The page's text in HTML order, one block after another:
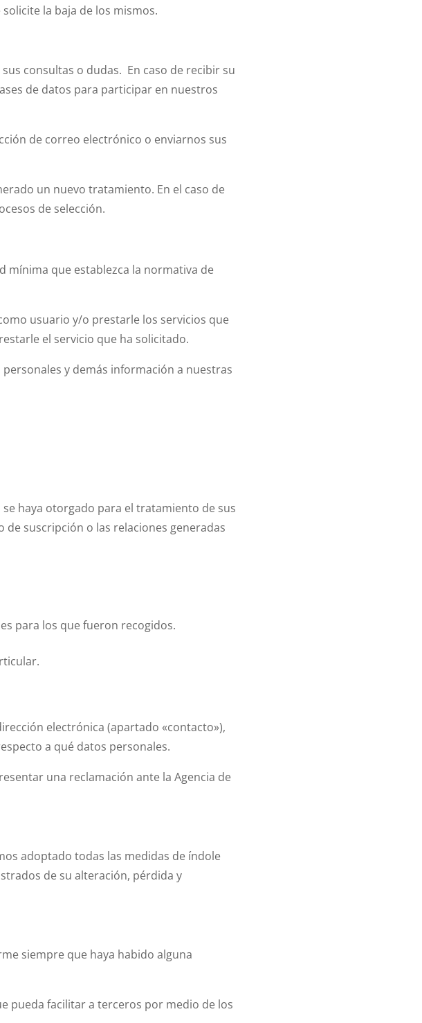
la baja de los mismos.
consultas o dudas. En caso de recibir su
de datos para participar en nuestros
de correo electrónico o enviarnos sus
un nuevo tratamiento. En el caso de
de selección.
mínima que establezca la normativa de
usuario y/o prestarle los servicios que
el servicio que ha solicitado.
y demás información a nuestras
haya otorgado para el tratamiento de sus
suscripción o las relaciones generadas
para los que fueron recogidos.
electrónica (apartado «contacto»),
a qué datos personales.
una reclamación ante la Agencia de
adoptado todas las medidas de índole
de su alteración, pérdida y
siempre que haya habido alguna
pueda facilitar a terceros por medio de los